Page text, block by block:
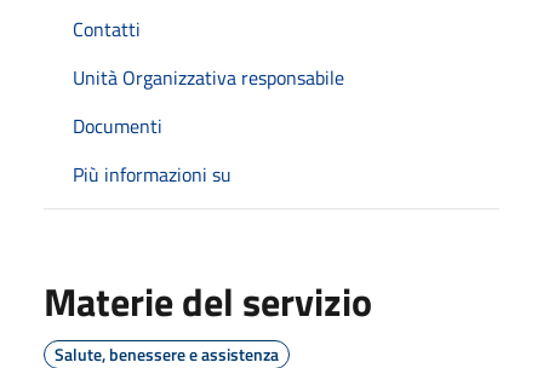
Contatti
Unità Organizzativa responsabile
Documenti
Più informazioni su
Materie del servizio
Salute, benessere e assistenza